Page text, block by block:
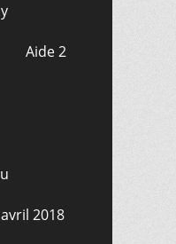
Aide 2
2018